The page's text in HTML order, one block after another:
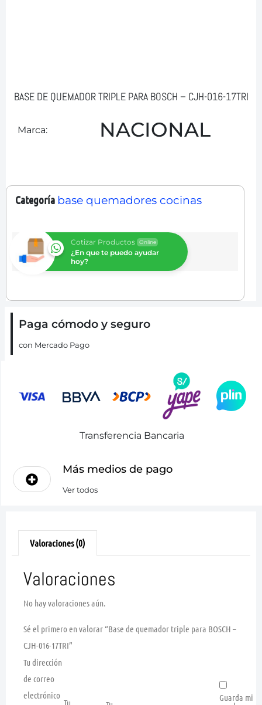
BASE DE QUEMADOR TRIPLE PARA BOSCH – CJH-016-17TRI
Marca: NACIONAL
Categoría base quemadores cocinas
Cotizar Productos Online
¿En que te puedo ayudar
hoy?
Paga cómodo y seguro
con Mercado Pago
Transferencia Bancaria
Más medios de pago
Ver todos
Valoraciones (0)
Valoraciones
No hay valoraciones aún.
Sé el primero en valorar “Base de quemador triple para BOSCH –
CJH-016-17TRI”
Tu dirección
de correo
electrónico
Tu
Guarda mi